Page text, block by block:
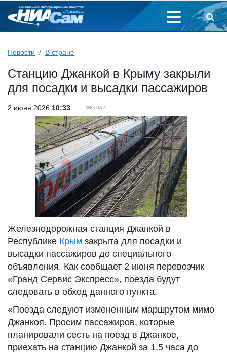
Новости В стране
Станцию Джанкой в Крыму закрыли
для посадки и высадки пассажиров
2 июня 2026 10:33 1942
Железнодорожная станция Джанкой в
Республике Крым закрыта для посадки и
высадки пассажиров до специального
объявления. Как сообщает 2 июня перевозчик
«Гранд Сервис Экспресс», поезда будут
следовать в обход данного пункта.
«Поезда следуют измененным маршрутом мимо
Джанкоя. Просим пассажиров, которые
планировали сесть на поезд в Джанкое,
приехать на станцию Джанкой за 1,5 часа до